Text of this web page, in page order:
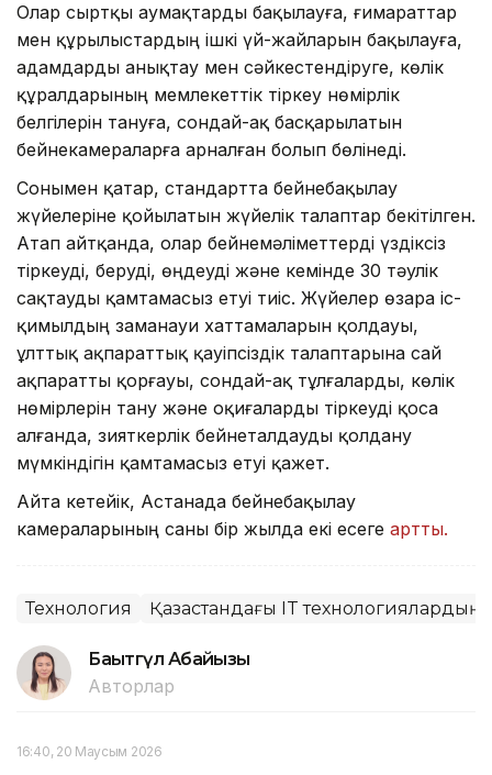
Олар сыртқы аумақтарды бақылауға, ғимараттар
мен құрылыстардың ішкі үй-жайларын бақылауға,
адамдарды анықтау мен сәйкестендіруге, көлік
құралдарының мемлекеттік тіркеу нөмірлік
белгілерін тануға, сондай-ақ басқарылатын
бейнекамераларға арналған болып бөлінеді.
Сонымен қатар, стандартта бейнебақылау
жүйелеріне қойылатын жүйелік талаптар бекітілген.
Атап айтқанда, олар бейнемәліметтерді үздіксіз
тіркеуді, беруді, өңдеуді және кемінде 30 тәулік
сақтауды қамтамасыз етуі тиіс. Жүйелер өзара іс-
қимылдың заманауи хаттамаларын қолдауы,
ұлттық ақпараттық қауіпсіздік талаптарына сай
ақпаратты қорғауы, сондай-ақ тұлғаларды, көлік
нөмірлерін тану және оқиғаларды тіркеуді қоса
алғанда, зияткерлік бейнеталдауды қолдану
мүмкіндігін қамтамасыз етуі қажет.
Айта кетейік, Астанада бейнебақылау
камераларының саны бір жылда екі есеге артты.
Технология Қазақстандағы IT
Бақытгүл Абайқызы
Авторлар
16:40, 20 Маусым 2026